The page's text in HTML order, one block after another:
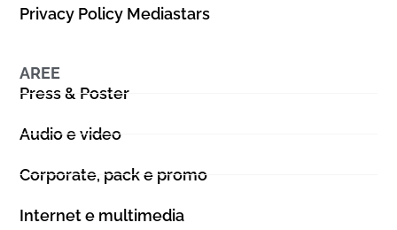
Privacy Policy Mediastars
AREE
Press & Poster
Audio e video
Corporate, pack e promo
Internet e multimedia